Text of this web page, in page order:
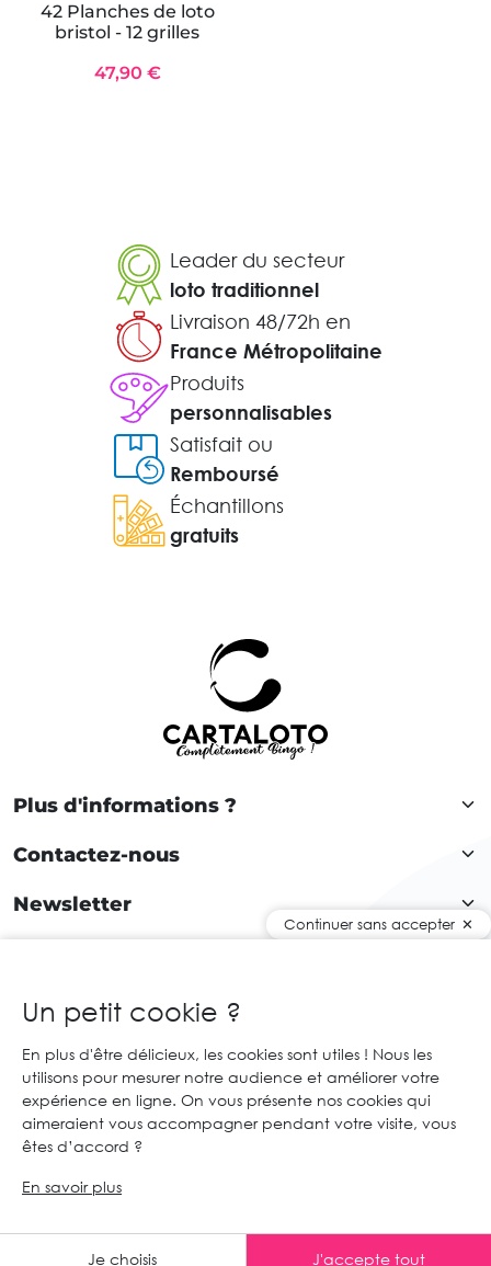
42 Planches de loto
bristol - 12 grilles
47,90 €
Leader du secteur
loto traditionnel
Livraison 48/72h en
France Métropolitaine
Produits
personnalisables
Satisfait ou
Remboursé
Échantillons
gratuits
Plus d'informations ?
Contactez-nous
Newsletter
FR
© 2026 Cartaloto. Tous droits réservés.
Agence web Creabilis
Mentions légales et CGU
Un conseil ?
Continuer sans accepter
Un petit cookie ?
En plus d'être délicieux, les cookies sont utiles ! Nous les
utilisons pour mesurer notre audience et améliorer votre
expérience en ligne. On vous présente nos cookies qui
aimeraient vous accompagner pendant votre visite, vous
êtes d’accord ?
En savoir plus
Je choisis J'accepte tout